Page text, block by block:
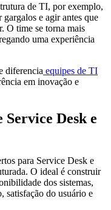
de TI, por exemplo,
e agir antes que
O time se torna mais
uma experiência
diferencia equipes de TI
em inovação e
Desk e
para Service Desk e
O ideal é construir
dos sistemas,
satisfação do usuário e